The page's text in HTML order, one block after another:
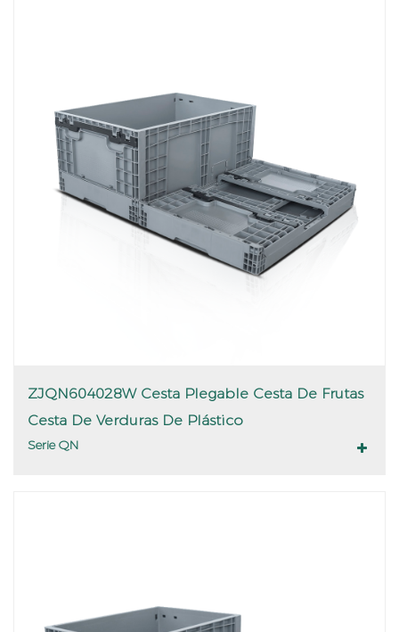
ZJQN604028W Cesta Plegable Cesta De Frutas
Cesta De Verduras De Plástico
Serie QN